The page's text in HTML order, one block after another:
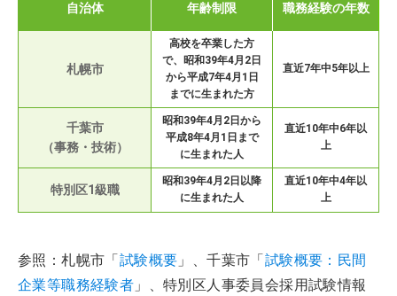
自治体 年齢制限 職務経験の年数
札幌市
高校を卒業した方
で、昭和39年4月2日
から平成7年4月1日
までに生まれた方
直近7年中5年以上
千葉市
（事務・技術）
昭和39年4月2日から
平成8年4月1日まで
に生まれた人
直近10年中6年以
上
特別区1級職
昭和39年4月2日以降
に生まれた人
直近10年中4年以
上
参照：札幌市「試験概要 」、千葉市「試験概要：民間
企業等職務経験者 」、特別区人事委員会採用試験情報